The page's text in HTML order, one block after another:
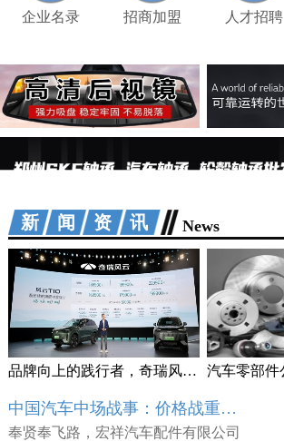
企业名录 招商加盟 人才招聘
新闻资讯 News
品牌向上的践行者，奇瑞风云T10上市售18.99万元起
中国汽车中场战事：价格战重锤零部件供应商
奉贤奉飞路，宏祥汽车配件有限公司